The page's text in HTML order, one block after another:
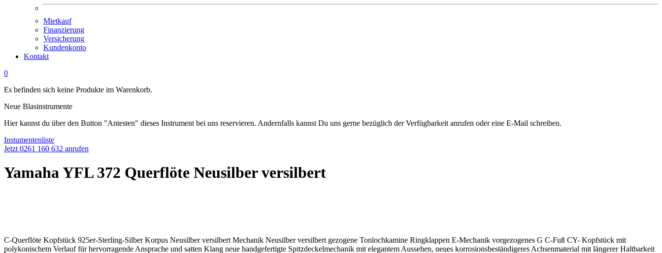
Mietkauf
Finanzierung
Versicherung
Kundenkonto
Kontakt
0
Es befinden sich keine Produkte im Warenkorb.
Neue Blasinstrumente
Hier kannst du über den Button "Antesten" dieses Instrument bei uns reservieren. Andernfalls kannst Du uns gerne bezüglich der Verfügbarkeit anrufen oder eine E-Mail schreiben.
Instumentenliste
Jetzt 0261 160 632 anrufen
Yamaha YFL 372 Querflöte Neusilber versilbert
C-Querflöte Kopfstück 925er-Sterling-Silber Korpus Neusilber versilbert Mechanik Neusilber versilbert gezogene Tonlochkamine Ringklappen E-Mechanik vorgezogenes G C-Fuß CY- Kopfstück mit
polykonischem Verlauf für hervorragende Ansprache und satten Klang neue handgefertigte Spitzdeckelmechanik mit elegantem Aussehen, neues korrosionsbeständigeres Achsenmaterial mit längerer Haltbarkeit